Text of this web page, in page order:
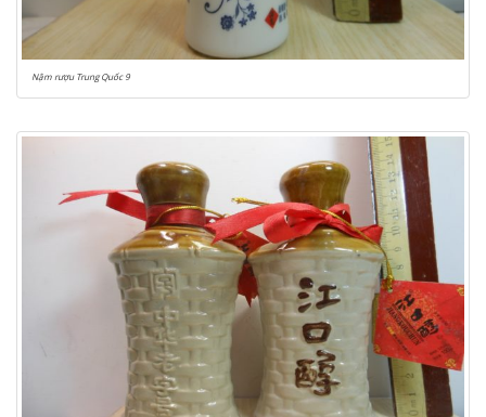
Nậm rượu Trung Quốc 9